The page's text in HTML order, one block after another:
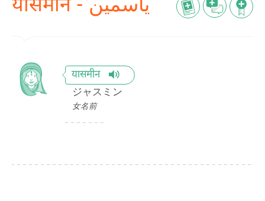
यासमीन - یاسمین
यासमीन
ジャスミン
女名前